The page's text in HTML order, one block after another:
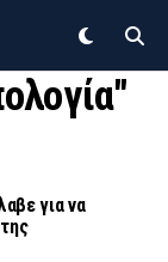
για να